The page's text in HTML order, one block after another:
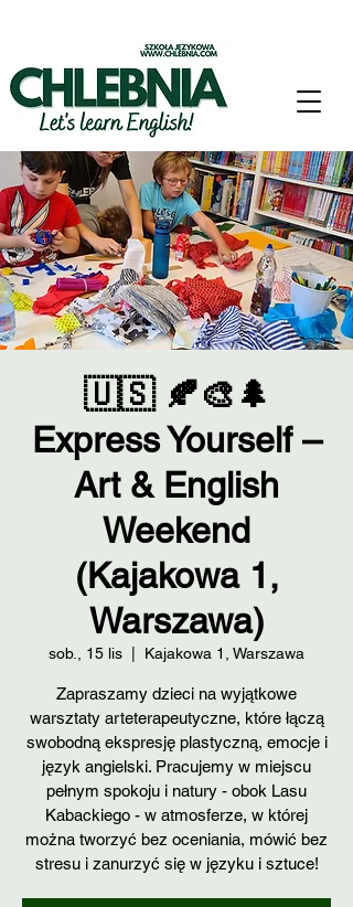
🇺🇸 🍂🎨🌲
Express Yourself –
Art & English
Weekend
(Kajakowa 1,
Warszawa)
sob., 15 lis Kajakowa 1, Warszawa
Zapraszamy dzieci na wyjątkowe
warsztaty arteterapeutyczne, które łączą
swobodną ekspresję plastyczną, emocje i
język angielski. Pracujemy w miejscu
pełnym spokoju i natury - obok Lasu
Kabackiego - w atmosferze, w której
można tworzyć bez oceniania, mówić bez
stresu i zanurzyć się w języku i sztuce!